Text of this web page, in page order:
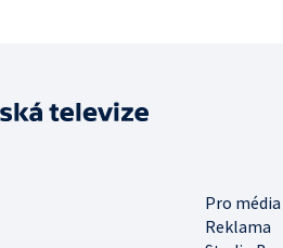
Pro média
Reklama